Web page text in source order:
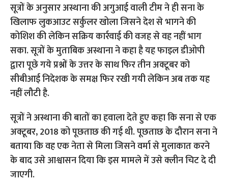
सूत्रों के अनुसार अस्थाना की अगुआई वाली टीम ने ही सना के
खिलाफ लुकआउट सर्कुलर खोला जिसने देश से भागने की
कोशिश की लेकिन सक्रिय कार्रवाई की वजह से वह नहीं भाग
सका. सूत्रों के मुताबिक अस्थाना ने कहा है यह फाइल डीओपी
द्वारा पूछे गये प्रश्नों के उत्तर के साथ फिर तीन अक्टूबर को
सीबीआई निदेशक के समक्ष फिर रखी गयी लेकिन अब तक यह
नहीं लौटी है.
सूत्रों ने अस्थाना की बातों का हवाला देते हुए कहा कि सना से एक
अक्टूबर, 2018 को पूछताछ की गई थी. पूछताछ के दौरान सना ने
बताया कि वह एक नेता से मिला जिसने वर्मा से मुलाकात करने
के बाद उसे आश्वासन दिया कि इस मामले में उसे क्लीन चिट दे दी
जाएगी.